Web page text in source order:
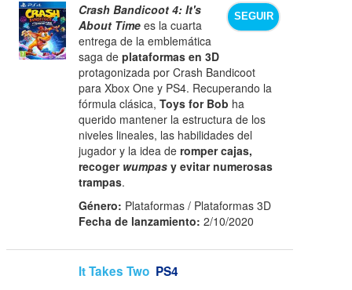
SEGUIR
Crash Bandicoot 4: It's
About Time es la cuarta
entrega de la emblemática
saga deplataformas en 3D
protagonizada por Crash Bandicoot
para Xbox One y PS4. Recuperando la
fórmula clásica,Toys for Bob ha
querido mantener la estructura de los
niveles lineales, las habilidades del
jugador y la idea deromper cajas,
recoger wumpas y evitar numerosas
trampas.
Género: Plataformas / Plataformas 3D
Fecha de lanzamiento: 2/10/2020
It Takes Two PS4